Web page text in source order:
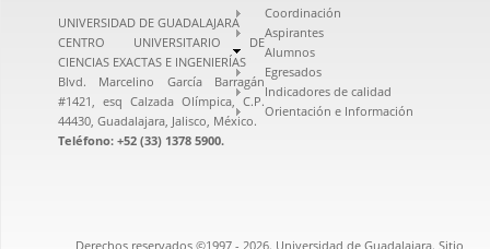
UNIVERSIDAD DE GUADALAJARA
CENTRO UNIVERSITARIO DE
CIENCIAS EXACTAS E INGENIERÍAS
Blvd. Marcelino García Barragán
#1421, esq Calzada Olímpica, C.P.
44430, Guadalajara, Jalisco, México.
Teléfono: +52 (33) 1378 5900.
Coordinación
Aspirantes
Alumnos
Egresados
Indicadores de calidad
Orientación e Información
Derechos reservados ©1997 - 2026. Universidad de Guadalajara. Sitio